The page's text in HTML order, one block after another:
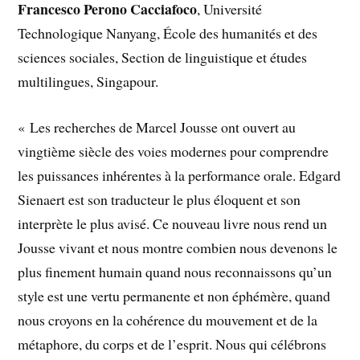
Francesco Perono Cacciafoco, Université
Technologique Nanyang, École des humanités et des
sciences sociales, Section de linguistique et études
multilingues, Singapour.
« Les recherches de Marcel Jousse ont ouvert au
vingtième siècle des voies modernes pour comprendre
les puissances inhérentes à la performance orale. Edgard
Sienaert est son traducteur le plus éloquent et son
interprète le plus avisé. Ce nouveau livre nous rend un
Jousse vivant et nous montre combien nous devenons le
plus finement humain quand nous reconnaissons qu’un
style est une vertu permanente et non éphémère, quand
nous croyons en la cohérence du mouvement et de la
métaphore, du corps et de l’esprit. Nous qui célébrons